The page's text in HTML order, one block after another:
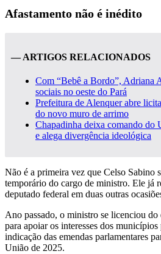
Afastamento não é inédito
— ARTIGOS RELACIONADOS
Com “Bebê a Bordo”, Adriana
sociais no oeste do Pará
Prefeitura de Alenquer abre
do novo muro de arrimo
Chapadinha deixa comando do
e alega divergência ideológica
Não é a primeira vez que Celso Sabino
temporário do cargo de ministro. Ele já
deputado federal em duas outras
Ano passado, o ministro se licenciou do
para apoiar os interesses dos municípios
indicação das emendas parlamentares
União de 2025.